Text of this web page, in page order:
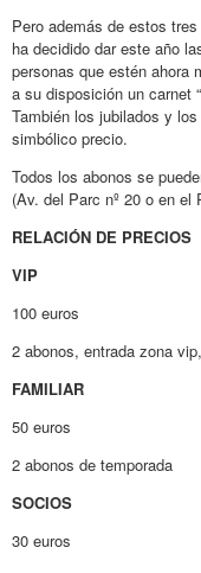
Pero además de estos
ha decidido dar este año
personas que estén ahora
a su disposición un carnet
También los jubilados y
simbólico precio.
Todos los abonos se
(Av. del Parc nº 20 o en el
RELACIÓN DE PRECIOS
VIP
100 euros
2 abonos, entrada zona
FAMILIAR
50 euros
2 abonos de temporada
SOCIOS
30 euros